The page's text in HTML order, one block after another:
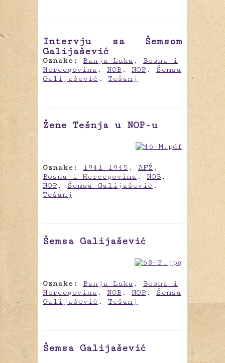
Intervju sa Šemsom
Galijašević
Oznake: Banja Luka , Bosna i
Hercegovina , NOB , NOP ,
Šemsa
Galijašević , Tešanj
Žene Tešnja u NOP-u
Oznake: 1941-1945 , AFŽ ,
Bosna i Hercegovina , NOB ,
NOP , Šemsa Galijašević ,
Tešanj
Šemsa Galijašević
Oznake: Banja Luka , Bosna i
Hercegovina , NOB , NOP ,
Šemsa
Galijašević , Tešanj
Šemsa Galijašević